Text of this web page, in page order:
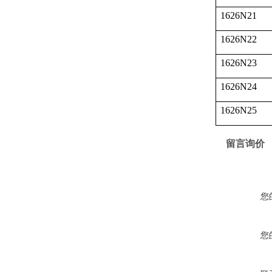
1626N21
1626N22
1626N23
1626N24
1626N25
留言询价
您
您